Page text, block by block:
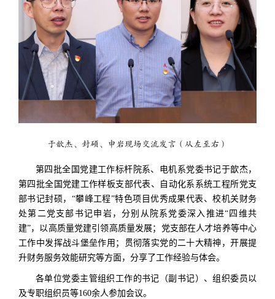
于歆杰、封硕、申岩现场交流发言 （从左至右）
第四批全国党建工作标杆院系、电机系党委书记于歆杰，
第四批全国党建工作样板支部代表、自动化系系统工程所党支
部书记封硕，“攀峰工程”特色项目优秀成果代表、校机关财务
处第二党支部书记申岩，分别从院系党委深入推进“四维共
建”，以高质量党建引领高质量发展；党支部在人才培养等中心
工作中发挥战斗堡垒作用；贯彻落实党的二十大精神，开展提
升财务服务效能研究等方面，分享了工作经验与体会。
各单位党委主管组织工作的书记（副书记）、组织委员以
及专职组织员等160余人参加会议。